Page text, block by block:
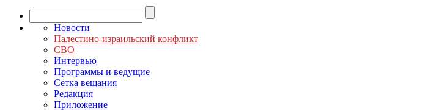
Новости
Палестино-израильский конфликт
СВО
Интервью
Программы и ведущие
Сетка вещания
Редакция
Приложение